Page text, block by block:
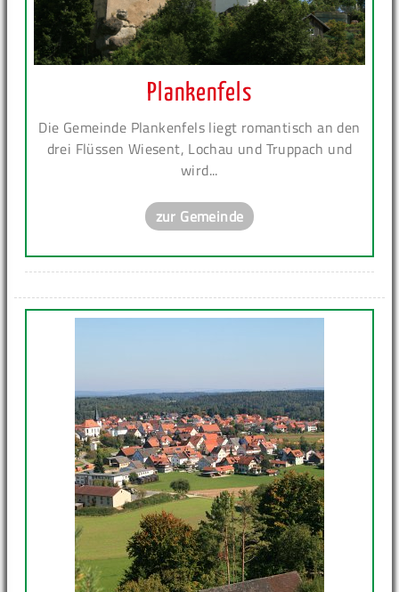
Plankenfels
Die Gemeinde Plankenfels liegt romantisch an den
drei Flüssen Wiesent, Lochau und Truppach und
wird...
zur Gemeinde